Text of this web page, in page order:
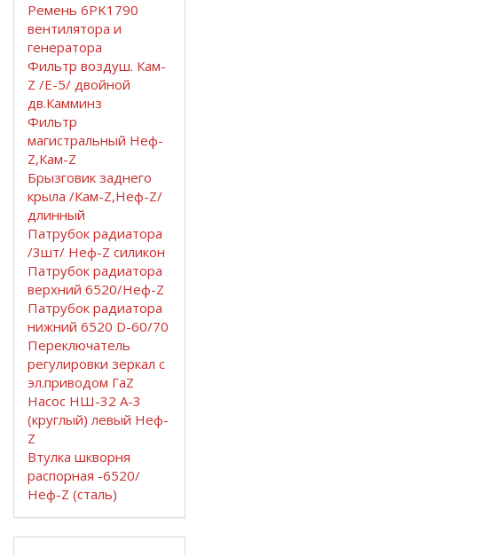
Ремень 6PK1790
вентилятора и
генератора
Фильтр воздуш. Кам-
Z /Е-5/ двойной
дв.Камминз
Фильтр
магистральный Неф-
Z,Кам-Z
Брызговик заднего
крыла /Кам-Z,Неф-Z/
длинный
Патрубок радиатора
/3шт/ Неф-Z силикон
Патрубок радиатора
верхний 6520/Неф-Z
Патрубок радиатора
нижний 6520 D-60/70
Переключатель
регулировки зеркал с
эл.приводом ГаZ
Насос НШ-32 А-3
(круглый) левый Неф-
Z
Втулка шкворня
распорная -6520/
Неф-Z (сталь)